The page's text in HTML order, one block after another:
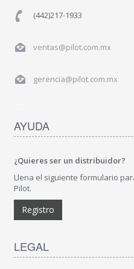
(442)217-1933
ventas@pilot.com.mx
gerencia@pilot.com.mx
AYUDA
¿Quieres ser un distribuidor?
Llena el siguiente formulario
Pilot.
Registro
LEGAL